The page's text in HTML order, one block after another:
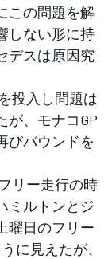
この問題を解
しない形に持
デスは原因究
投入し問題は
が、モナコGP
びバウンドを
リー走行の時
ミルトンとジ
曜日のフリー
に見えたが、